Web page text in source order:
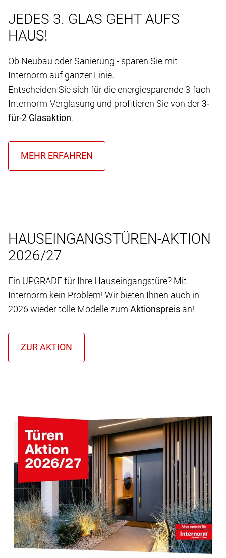
JEDES 3. GLAS GEHT AUFS
HAUS!
Ob Neubau oder Sanierung - sparen Sie mit
Internorm auf ganzer Linie.
Entscheiden Sie sich für die energiesparende 3-fach
Internorm-Verglasung und profitieren Sie von der 3-
für-2 Glasaktion.
HAUSEINGANGSTÜREN-AKTION
2026/27
Ein UPGRADE für Ihre Hauseingangstüre? Mit
Internorm kein Problem! Wir bieten Ihnen auch in
2026 wieder tolle Modelle zum Aktionspreis an!